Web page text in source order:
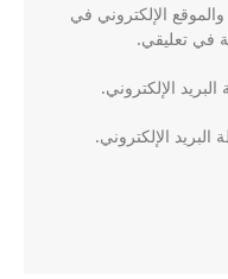
الإلكتروني في
في تعليقي.
الإلكتروني.
الإلكتروني.